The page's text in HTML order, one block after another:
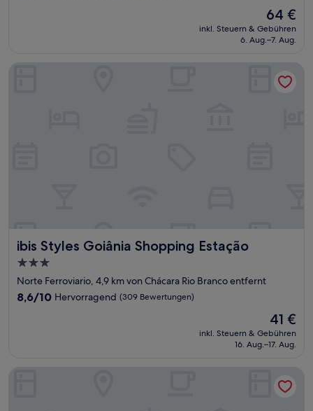
Der
Preis
beträgt
64 €
inkl. Steuern & Gebühren
6. Aug.–7. Aug.
ibis Styles Goiânia Shopping Estação
ibis Styles Goiânia Shopping Estação
3.0-
Sterne-
Unterkunft
Norte Ferroviario, 4,9 km von Chácara Rio Branco entfernt
8.6
8,6/10 Hervorragend (309 Bewertungen)
Der
Preis
beträgt
41 €
inkl. Steuern & Gebühren
16. Aug.–17. Aug.
ibis Styles Goiânia Shopping Estação